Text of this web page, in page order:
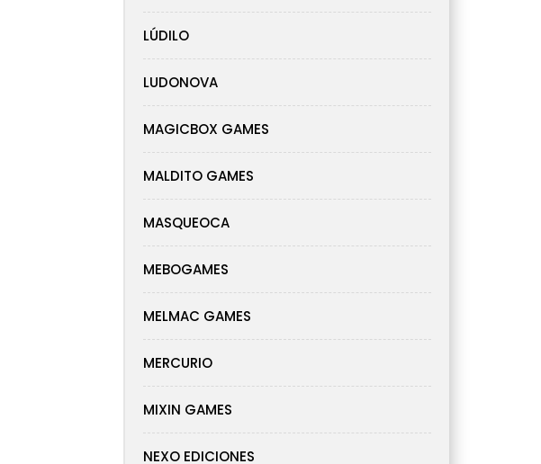
LÚDILO
LUDONOVA
MAGICBOX GAMES
MALDITO GAMES
MASQUEOCA
MEBOGAMES
MELMAC GAMES
MERCURIO
MIXIN GAMES
NEXO EDICIONES